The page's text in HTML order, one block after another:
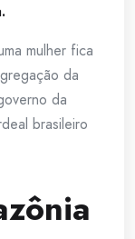
mulher fica
da
da
brasileiro